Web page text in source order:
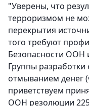
"Уверены, что
терроризмом не
перекрытия
того требуют
Безопасности ООН
Группы
отмыванием денег
приветствуем
ООН резолюции